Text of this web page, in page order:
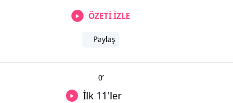
ÖZETİ İZLE
Paylaş
0’
İlk 11'ler